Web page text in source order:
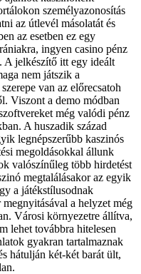
személyazonosítás
az útlevél másolatát és
az esetben ez egy
ingyen casino pénz
A jelkészítő itt egy ideált
nem játszik a
van az előrecsatoh
Viszont a demo módban
még valódi pénz
A huszadik század
legnépszerűbb kaszinós
megoldásokkal állunk
valószínűleg több hirdetést
megtalálásakor az egyik
a játékstílusodnak
a helyzet még
Városi környezetre állítva,
lehet továbbra hitelesen
gyakran tartalmaznak
hátulján két-két barát ült,